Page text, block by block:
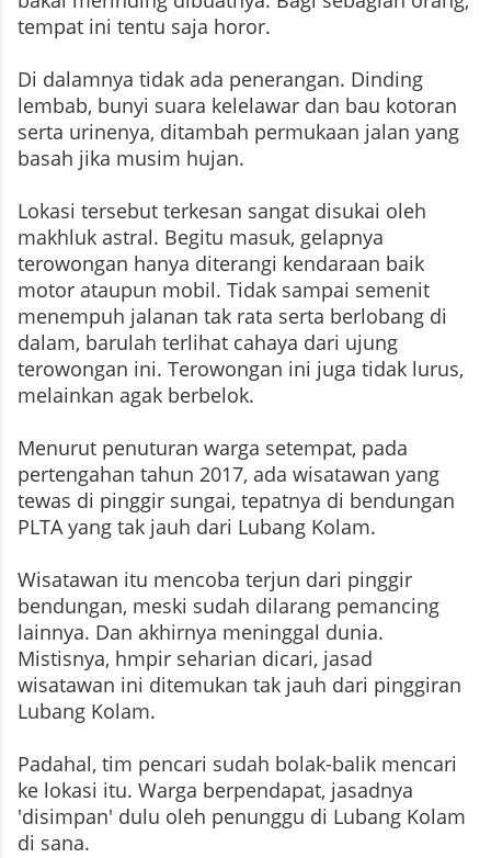
tempat ini tentu saja horor.
Di dalamnya tidak ada penerangan. Dinding
lembab, bunyi suara kelelawar dan bau kotoran
serta urinenya, ditambah permukaan jalan yang
basah jika musim hujan.
Lokasi tersebut terkesan sangat disukai oleh
makhluk astral. Begitu masuk, gelapnya
terowongan hanya diterangi kendaraan baik
motor ataupun mobil. Tidak sampai semenit
menempuh jalanan tak rata serta berlobang di
dalam, barulah terlihat cahaya dari ujung
terowongan ini. Terowongan ini juga tidak lurus,
melainkan agak berbelok.
Menurut penuturan warga setempat, pada
pertengahan tahun 2017, ada wisatawan yang
tewas di pinggir sungai, tepatnya di bendungan
PLTA yang tak jauh dari Lubang Kolam.
Wisatawan itu mencoba terjun dari pinggir
bendungan, meski sudah dilarang pemancing
lainnya. Dan akhirnya meninggal dunia.
Mistisnya, hmpir seharian dicari, jasad
wisatawan ini ditemukan tak jauh dari pinggiran
Lubang Kolam.
Padahal, tim pencari sudah bolak-balik mencari
ke lokasi itu. Warga berpendapat, jasadnya
'disimpan' dulu oleh penunggu di Lubang Kolam
di sana.